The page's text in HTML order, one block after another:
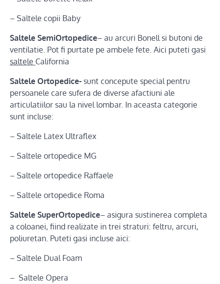
– Saltele copii Baby
Saltele SemiOrtopedice– au arcuri Bonell si butoni de
ventilatie. Pot fi purtate pe ambele fete. Aici puteti gasi
saltele California
Saltele Ortopedice- sunt concepute special pentru
persoanele care sufera de diverse afactiuni ale
articulatiilor sau la nivel lombar. In aceasta categorie
sunt incluse:
– Saltele Latex Ultraflex
– Saltele ortopedice MG
– Saltele ortopedice Raffaele
– Saltele ortopedice Roma
Saltele SuperOrtopedice– asigura sustinerea completa
a coloanei, fiind realizate in trei straturi: feltru, arcuri,
poliuretan. Puteti gasi incluse aici:
– Saltele Dual Foam
– Saltele Opera